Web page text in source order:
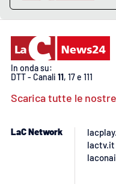
In onda su:
DTT - Canali 11, 17 e 111
Scarica tutte le
LaC Network
lactv.it